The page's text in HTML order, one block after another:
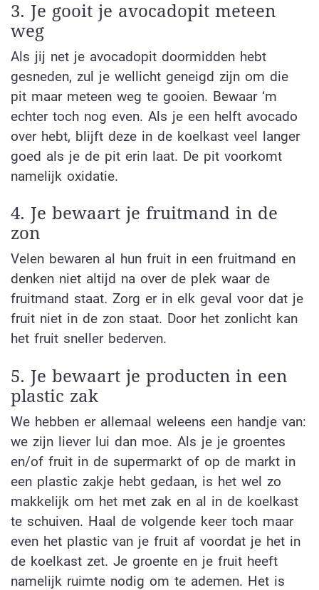
3. Je gooit je avocadopit meteen
weg
Als jij net je avocadopit doormidden hebt
gesneden, zul je wellicht geneigd zijn om die
pit maar meteen weg te gooien. Bewaar ‘m
echter toch nog even. Als je een helft avocado
over hebt, blijft deze in de koelkast veel langer
goed als je de pit erin laat. De pit voorkomt
namelijk oxidatie.
4. Je bewaart je fruitmand in de
zon
Velen bewaren al hun fruit in een fruitmand en
denken niet altijd na over de plek waar de
fruitmand staat. Zorg er in elk geval voor dat je
fruit niet in de zon staat. Door het zonlicht kan
het fruit sneller bederven.
5. Je bewaart je producten in een
plastic zak
We hebben er allemaal weleens een handje van:
we zijn liever lui dan moe. Als je je groentes
en/of fruit in de supermarkt of op de markt in
een plastic zakje hebt gedaan, is het wel zo
makkelijk om het met zak en al in de koelkast
te schuiven. Haal de volgende keer toch maar
even het plastic van je fruit af voordat je het in
de koelkast zet. Je groente en je fruit heeft
namelijk ruimte nodig om te ademen. Het is